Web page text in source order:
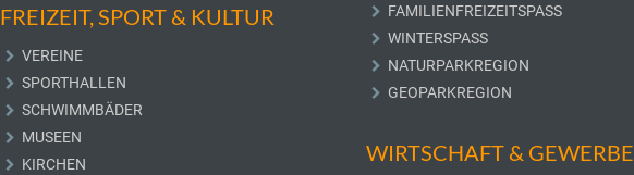
FREIZEIT, SPORT & KULTUR
VEREINE
SPORTHALLEN
SCHWIMMBÄDER
MUSEEN
KIRCHEN
FAMILIENFREIZEITSPASS
WINTERSPASS
NATURPARKREGION
GEOPARKREGION
WIRTSCHAFT & GEWERBE